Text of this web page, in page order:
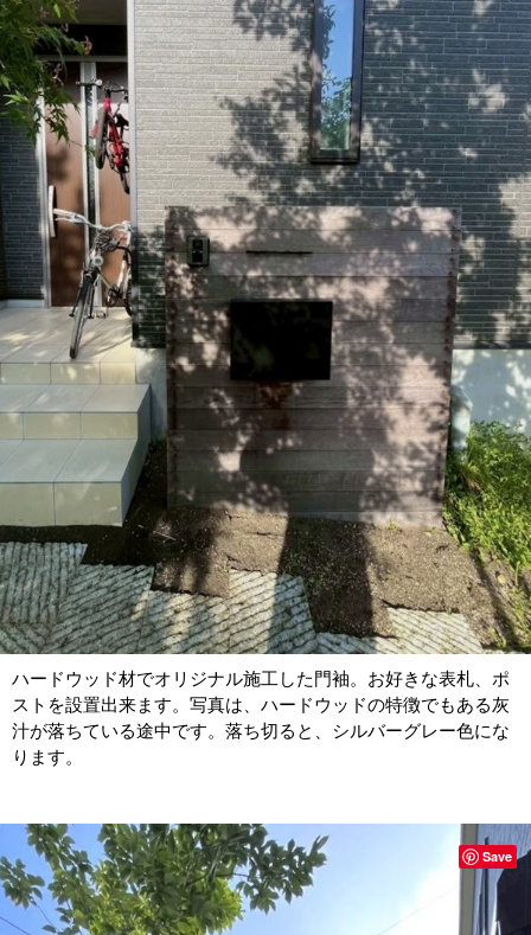
ハードウッド材でオリジナル施工した門袖。お好きな表札、ポ
ストを設置出来ます。写真は、ハードウッドの特徴でもある灰
汁が落ちている途中です。落ち切ると、シルバーグレー色にな
ります。
Save